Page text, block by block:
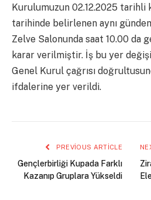
Kurulumuzun 02.12.2025 tarihli
tarihinde belirlenen aynı
Zelve Salonunda saat 10.00 da
karar verilmiştir. İş bu yer
Genel Kurul çağrısı
ifdalerine yer verildi.
PREVIOUS ARTICLE
Gençlerbirliği Kupada Farklı
Kazanıp Gruplara Yükseldi